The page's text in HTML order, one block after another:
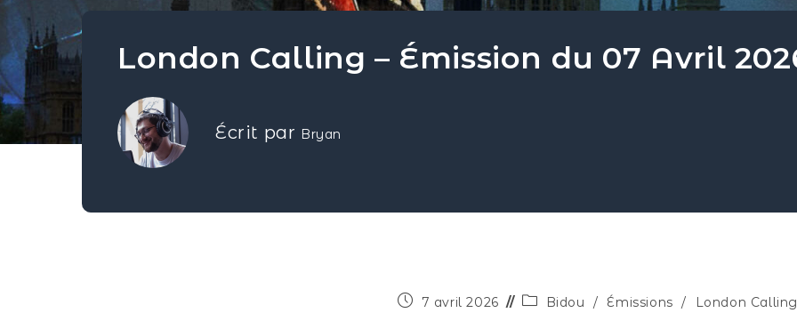
London Calling – Émission du 07 Avril
Écrit par Bryan
7 avril 2026 Bidou / Émissions / London